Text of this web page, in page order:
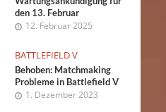
den 13. Februar
12. Februar 2025
BATTLEFIELD V
Behoben: Matchmaking
Probleme in Battlefield V
1. Dezember 2023